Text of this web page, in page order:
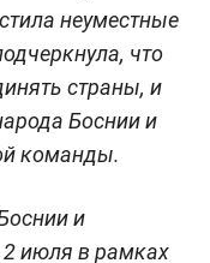
неуместные
что
страны, и
Боснии и
команды.
и
2 июля в рамках